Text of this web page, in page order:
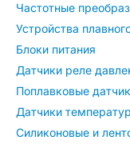
Частотные
Устройства
Блоки питания
Датчики реле
Поплавковые
Датчики
Силиконовые и